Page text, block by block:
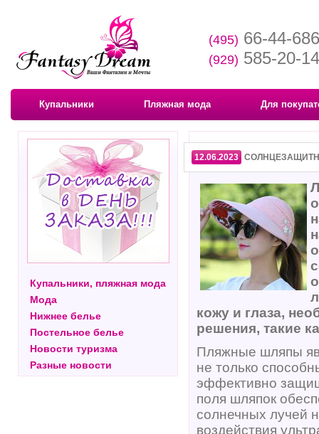
(495) 66-44-686
(929) 585-20-14
Купальники Пляжная мода Для
Купальники, пляжная мода
Мода
Нижнее белье
Постельное белье
Новости туризма
Разные новости
12.06.2023
кожу и глаза,
решения, такие
Пляжные шляпы
не только
эффективно
поля шляпок
солнечных лучей
воздействия